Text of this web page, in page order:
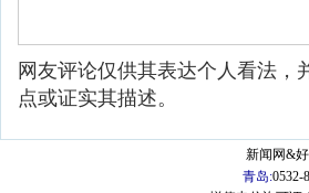
网友评论仅供其表达个人看法，
点或证实其描述。